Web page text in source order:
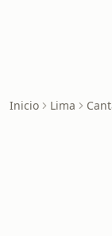
Inicio Lima